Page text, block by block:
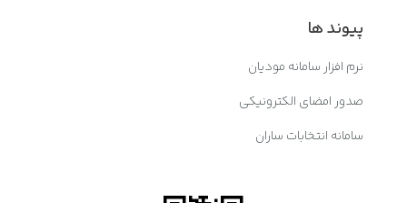
پیوند ها
نرم افزار سامانه مودیان
صدور امضای الکترونیکی
سامانه انتخابات ساران